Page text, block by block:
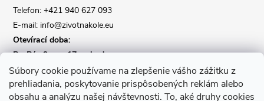
Súbory cookie používame na zlepšenie vášho zážitku z
prehliadania, poskytovanie prispôsobených reklám alebo
obsahu a analýzu našej návštevnosti. To, aké druhy cookies
Telefon: +421 940 627 093
E-mail: info@zivotnakole.eu
Otevírací doba:
Po-Pá : 9,oo - 17,oo hod
So : 9,oo - 12,oo | Ne : Zavřeno